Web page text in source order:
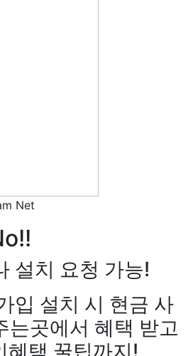
Net
설치 요청 가능!
입 설치 시 현금 사
는곳에서 혜택 받고
혜택 꿀팁까지!
장*민 상담대기KT 김*실상
LG 박*찬 상담중 KT 이*창